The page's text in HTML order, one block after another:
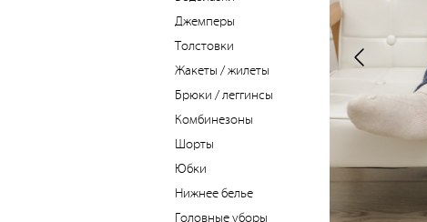
Джемперы
Толстовки
Жакеты / жилеты
Брюки / леггинсы
Комбинезоны
Шорты
Юбки
Нижнее белье
Головные уборы